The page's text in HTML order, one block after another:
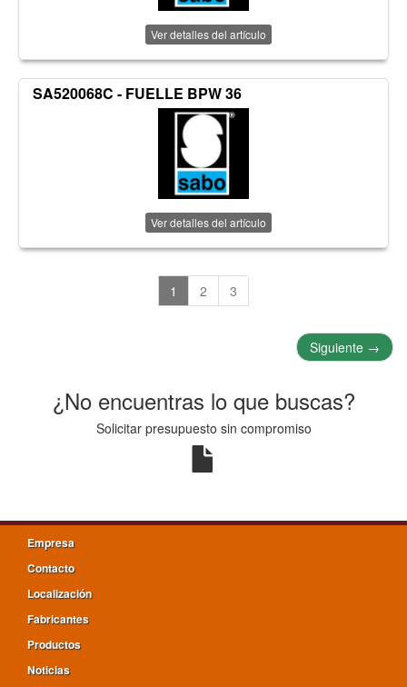
Ver detalles del artículo
SA520068C - FUELLE BPW 36
Ver detalles del artículo
1 2 3
Siguiente →
¿No encuentras lo que buscas?
Solicitar presupuesto sin compromiso
Empresa
Contacto
Localización
Fabricantes
Productos
Noticias